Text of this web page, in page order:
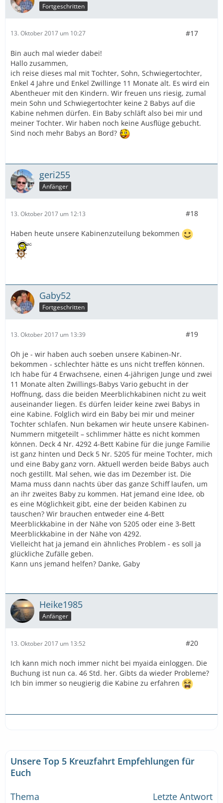
Fortgeschritten
13. Oktober 2017 um 10:27 #17
Bin auch mal wieder dabei!
Hallo zusammen,
ich reise dieses mal mit Tochter, Sohn, Schwiegertochter,
Enkel 4 Jahre und Enkel Zwillinge 11 Monate alt. Es wird ein
Abentheuer mit den Kindern. Wir freuen uns riesig, zumal
mein Sohn und Schwiegertochter keine 2 Babys auf die
Kabine nehmen dürfen. Ein Baby schläft also bei mir und
meiner Tochter. Wir haben noch keine Ausflüge gebucht.
Sind noch mehr Babys an Bord?
geri255
Anfänger
13. Oktober 2017 um 12:13 #18
Haben heute unsere Kabinenzuteilung bekommen
Gaby52
Fortgeschritten
13. Oktober 2017 um 13:39 #19
Oh je - wir haben auch soeben unsere Kabinen-Nr.
bekommen - schlechter hätte es uns nicht treffen können.
Ich habe für 4 Erwachsene, einen 4-jährigen Junge und zwei
11 Monate alten Zwillings-Babys Vario gebucht in der
Hoffnung, dass die beiden Meerblichkabinen nicht zu weit
auseinander liegen. Es dürfen leider keine zwei Babys in
eine Kabine. Folglich wird ein Baby bei mir und meiner
Tochter schlafen. Nun bekamen wir heute unsere Kabinen-
Nummern mitgeteilt – schlimmer hätte es nicht kommen
können. Deck 4 Nr. 4292 4-Bett Kabine für die junge Familie
ist ganz hinten und Deck 5 Nr. 5205 für meine Tochter, mich
und eine Baby ganz vorn. Aktuell werden beide Babys auch
noch gestillt. Mal sehen, wie das im Dezember ist. Die
Mama muss dann nachts über das ganze Schiff laufen, um
an ihr zweites Baby zu kommen. Hat jemand eine Idee, ob
es eine Möglichkeit gibt, eine der beiden Kabinen zu
tauschen? Wir brauchen entweder eine 4-Bett
Meerblickkabine in der Nähe von 5205 oder eine 3-Bett
Meerblickkabine in der Nähe von 4292.
Vielleicht hat ja jemand ein ähnliches Problem - es soll ja
glückliche Zufälle geben.
Kann uns jemand helfen? Danke, Gaby
Heike1985
Anfänger
13. Oktober 2017 um 13:52 #20
Ich kann mich noch immer nicht bei myaida einloggen. Die
Buchung ist nun ca. 46 Std. her. Gibts da wieder Probleme?
Ich bin immer so neugierig die Kabine zu erfahren
Unsere Top 5 Kreuzfahrt Empfehlungen für
Euch
Thema
Letzte Antwort